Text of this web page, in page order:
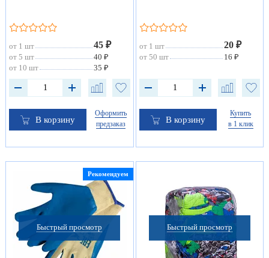
от 1 шт 45 ₽
от 5 шт
40 ₽
от 10 шт
35 ₽
В корзину
Оформить
предзаказ
от 1 шт 20 ₽
от 50 шт 16 ₽
В корзину
Купить
в 1 клик
Быстрый просмотр
Рекомендуем
Быстрый просмотр